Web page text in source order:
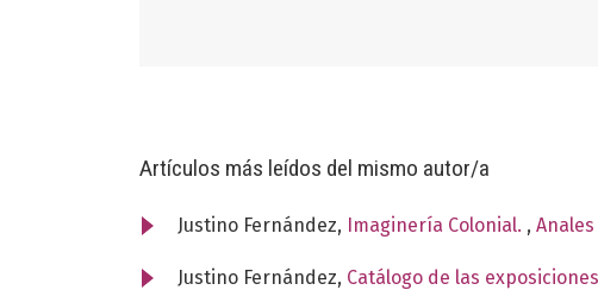
Artículos más leídos del mismo autor/a
Justino Fernández, Imaginería Colonial. ,
Justino Fernández, Catálogo de las